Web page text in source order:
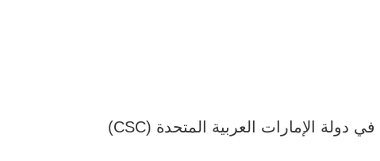
في دولة الإمارات العربية المتحدة (CSC)